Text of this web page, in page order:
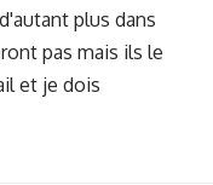
plus dans
pas mais ils le
et je dois